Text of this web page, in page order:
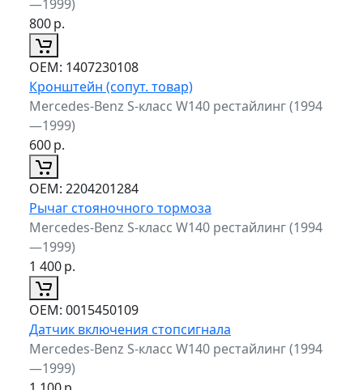
—1999)
800р.
ОЕМ: 1407230108
Кронштейн (сопут. товар)
Mercedes-Benz S-класс W140 рестайлинг (1994
—1999)
600р.
ОЕМ: 2204201284
Рычаг стояночного тормоза
Mercedes-Benz S-класс W140 рестайлинг (1994
—1999)
1 400р.
ОЕМ: 0015450109
Датчик включения стопсигнала
Mercedes-Benz S-класс W140 рестайлинг (1994
—1999)